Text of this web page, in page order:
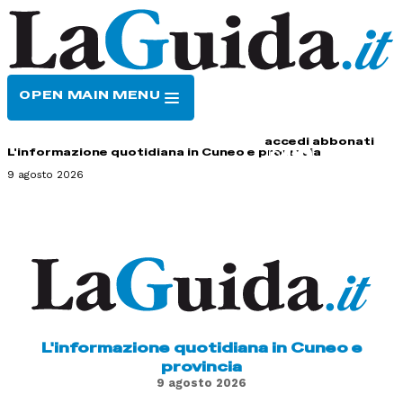
OPEN MAIN MENU
accedi abbonati
L'informazione quotidiana in Cuneo e provincia
9 agosto 2026
L'informazione quotidiana in Cuneo e
provincia
9 agosto 2026